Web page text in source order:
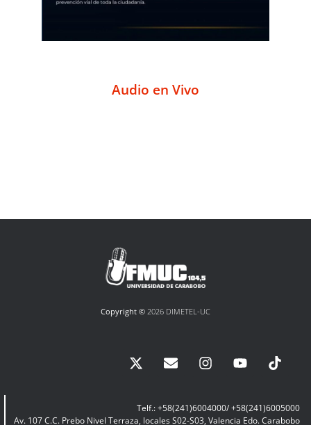
Audio en Vivo
Copyright © 2026 DIMETEL-UC
Telf.: +58(241)6004000/ +58(241)6005000
Av. 107 C.C. Prebo Nivel Terraza, locales S02-S03, Valencia Edo. Carabobo